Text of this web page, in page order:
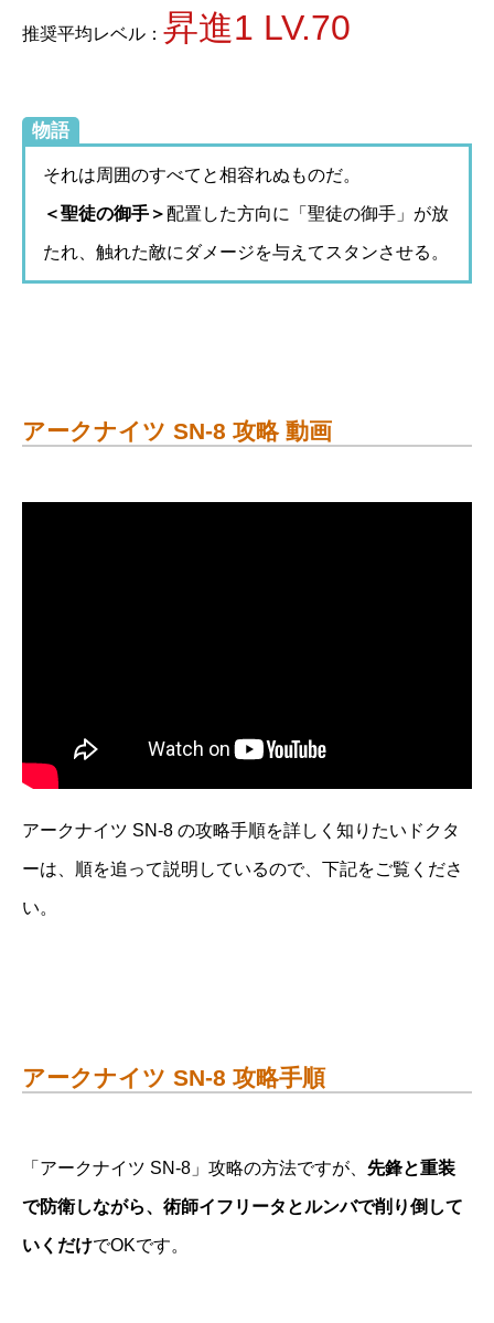
推奨平均レベル： 昇進1 LV.70
物語
それは周囲のすべてと相容れぬものだ。
＜聖徒の御手＞配置した方向に「聖徒の御手」が放
たれ、触れた敵にダメージを与えてスタンさせる。
アークナイツ SN-8 攻略 動画
アークナイツ SN-8 の攻略手順を詳しく知りたいドクタ
ーは、順を追って説明しているので、下記をご覧くださ
い。
アークナイツ SN-8 攻略手順
「アークナイツ SN-8」攻略の方法ですが、 先鋒と重装
で防衛しながら、術師イフリータとルンバで削り倒して
いくだけでOKです。